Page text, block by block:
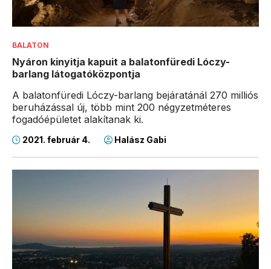
BALATON
Nyáron kinyitja kapuit a balatonfüredi Lóczy-
barlang látogatóközpontja
A balatonfüredi Lóczy-barlang bejáratánál 270 milliós
beruházással új, több mint 200 négyzetméteres
fogadóépületet alakítanak ki.
2021. február 4. Halász Gabi